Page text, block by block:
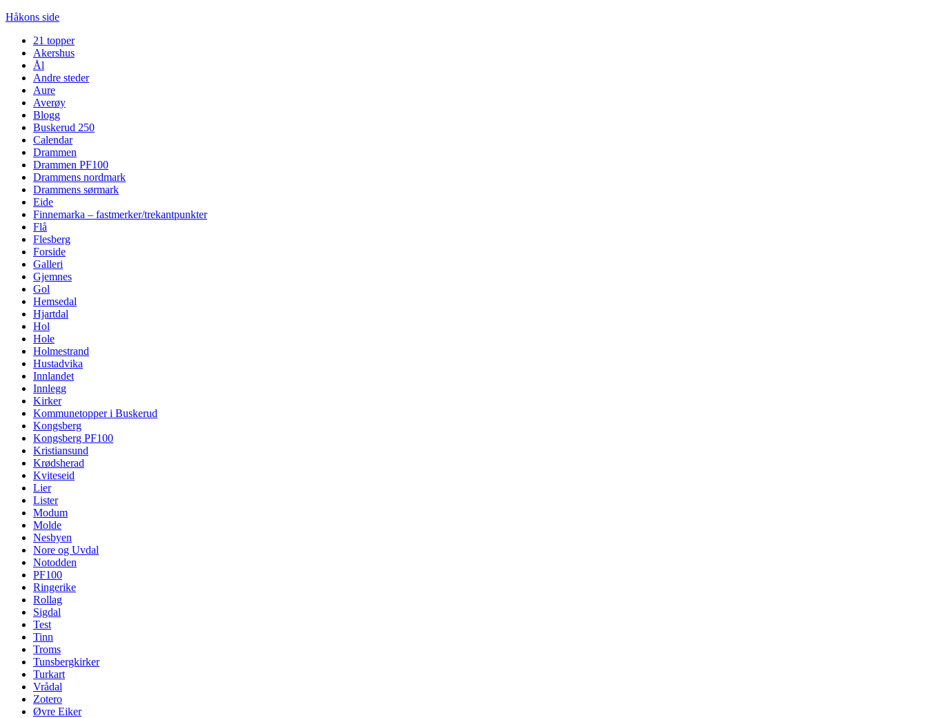
Håkons side
21 topper
Akershus
Ål
Andre steder
Aure
Averøy
Blogg
Buskerud 250
Calendar
Drammen
Drammen PF100
Drammens nordmark
Drammens sørmark
Eide
Finnemarka – fastmerker/trekantpunkter
Flå
Flesberg
Forside
Galleri
Gjemnes
Gol
Hemsedal
Hjartdal
Hol
Hole
Holmestrand
Hustadvika
Innlandet
Innlegg
Kirker
Kommunetopper i Buskerud
Kongsberg
Kongsberg PF100
Kristiansund
Krødsherad
Kviteseid
Lier
Lister
Modum
Molde
Nesbyen
Nore og Uvdal
Notodden
PF100
Ringerike
Rollag
Sigdal
Test
Tinn
Troms
Tunsbergkirker
Turkart
Vrådal
Zotero
Øvre Eiker